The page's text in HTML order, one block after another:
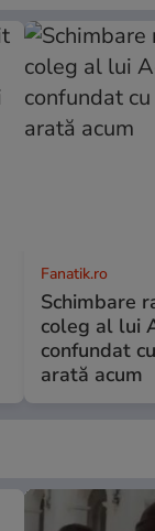
Fanatik.ro
Schimbare
coleg al lui
confundat
arată acum